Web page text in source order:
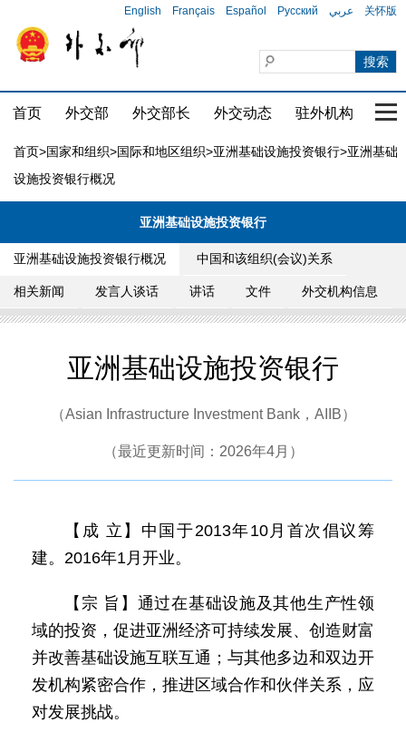
English Français Español Русский عربي 关怀版
首页 外交部 外交部长 外交动态 驻外机构 国
首页>国家和组织>国际和地区组织>亚洲基础设施投资银行>亚洲基础
设施投资银行概况
亚洲基础设施投资银行
亚洲基础设施投资银行概况 中国和该组织(会议)关系
相关新闻 发言人谈话 讲话 文件 外交机构信息
亚洲基础设施投资银行
（Asian Infrastructure Investment Bank，AIIB）
（最近更新时间：2026年4月）
【成 立】中国于2013年10月首次倡议筹
建。2016年1月开业。
【宗 旨】通过在基础设施及其他生产性领
域的投资，促进亚洲经济可持续发展、创造财富
并改善基础设施互联互通；与其他多边和双边开
发机构紧密合作，推进区域合作和伙伴关系，应
对发展挑战。